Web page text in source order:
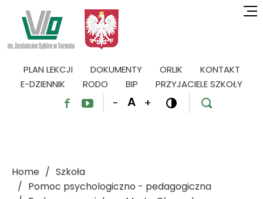
PLAN LEKCJI DOKUMENTY ORLIK
KONTAKT
E-DZIENNIK
RODO BIP PRZYJACIELE SZKOŁY
  - A +  
Home
Szkoła
Pomoc psychologiczno - pedagogiczna